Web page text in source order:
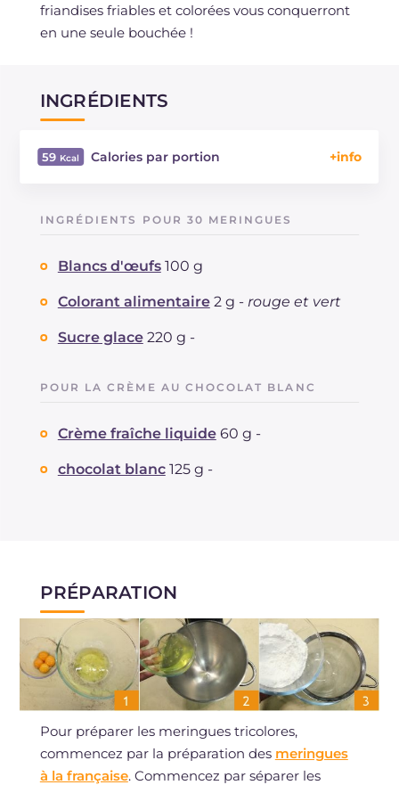
friandises friables et colorées vous conquerront
en une seule bouchée !
INGRÉDIENTS
59 Calories par portion
Graisses
dont acides gras saturés g 0.99
Sodium
INGRÉDIENTS POUR 30 MERINGUES
Blancs d'œufs 100 g
Colorant alimentaire 2 g - rouge et vert
Sucre glace 220 g -
POUR LA CRÈME AU CHOCOLAT BLANC
Crème fraîche liquide 60 g -
chocolat blanc 125 g -
PRÉPARATION
Pour préparer les meringues tricolores,
commencez par la préparation des meringues
à la française. Commencez par séparer les